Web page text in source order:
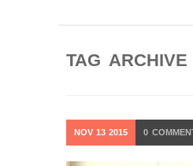
TAG ARCHIVE
NOV 13 2015 0